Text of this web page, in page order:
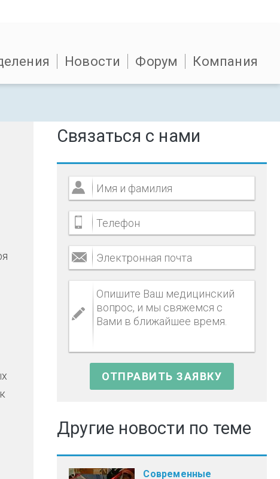
Новости Форум Компания
Связаться с нами
Другие новости по теме
Современные